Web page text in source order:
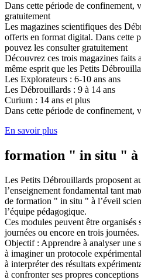
Dans cette période de confinement,
gratuitement
Les magazines scientifiques des
offerts en format digital. Dans cette
pouvez les consulter gratuitement
Découvrez ces trois magazines faits
même esprit que les Petits
Les Explorateurs : 6-10 ans ans
Les Débrouillards : 9 à 14 ans
Curium : 14 ans et plus
Dans cette période de confinement,
En savoir plus
formation " in situ " à
Les Petits Débrouillards proposent
l’enseignement fondamental tant
de formation " in situ " à l’éveil
l’équipe pédagogique.
Ces modules peuvent être
journées ou encore en trois journées.
Objectif : Apprendre à analyser une
à imaginer un protocole
à interpréter des résultats
à confronter ses propres